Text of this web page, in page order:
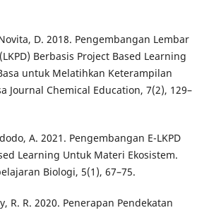
D. 2018. Pengembangan Lembar
Berbasis Project Based Learning
untuk Melatihkan Keterampilan
Journal Chemical Education, 7(2), 129–
A. 2021. Pengembangan E-LKPD
Learning Untuk Materi Ekosistem.
Biologi, 5(1), 67–75.
R. R. 2020. Penerapan Pendekatan